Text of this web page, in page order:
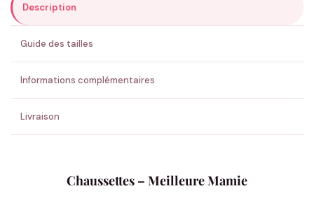
ENVOYER MA DEMANDE ✨
💚 Retour sous 24-48h🇫🇷 Flocage en France✅ Validation avant fabrication
Description
Guide des tailles
Informations complémentaires
Livraison
Chaussettes – Meilleure Mamie